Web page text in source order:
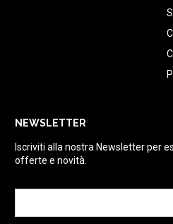
NEWSLETTER
Iscriviti alla nostra Newsletter per
offerte e novità.